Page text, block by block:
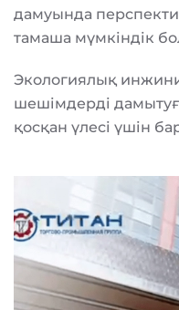
дамуында
тамаша мүмкіндік
Экологиялық
шешімдерді
қосқан үлесі үшін